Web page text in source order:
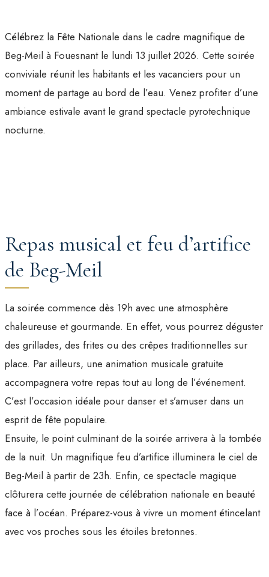
Célébrez la Fête Nationale dans le cadre magnifique de
Beg-Meil à Fouesnant le lundi 13 juillet 2026. Cette soirée
conviviale réunit les habitants et les vacanciers pour un
moment de partage au bord de l’eau. Venez profiter d’une
ambiance estivale avant le grand spectacle pyrotechnique
nocturne.
Repas musical et feu d’artifice
de Beg-Meil
La soirée commence dès 19h avec une atmosphère
chaleureuse et gourmande. En effet, vous pourrez déguster
des grillades, des frites ou des crêpes traditionnelles sur
place. Par ailleurs, une animation musicale gratuite
accompagnera votre repas tout au long de l’événement.
C’est l’occasion idéale pour danser et s’amuser dans un
esprit de fête populaire.
Ensuite, le point culminant de la soirée arrivera à la tombée
de la nuit. Un magnifique feu d’artifice illuminera le ciel de
Beg-Meil à partir de 23h. Enfin, ce spectacle magique
clôturera cette journée de célébration nationale en beauté
face à l’océan. Préparez-vous à vivre un moment étincelant
avec vos proches sous les étoiles bretonnes.